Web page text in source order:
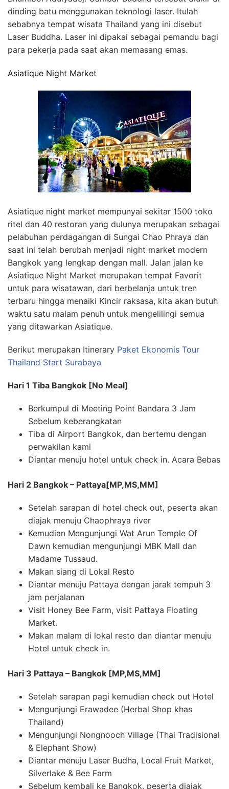
dinding batu menggunakan teknologi laser. Itulah
sebabnya tempat wisata Thailand yang ini disebut
Laser Buddha. Laser ini dipakai sebagai pemandu bagi
para pekerja pada saat akan memasang emas.
Asiatique Night Market
Asiatique night market mempunyai sekitar 1500 toko
ritel dan 40 restoran yang dulunya merupakan sebagai
pelabuhan perdagangan di Sungai Chao Phraya dan
saat ini telah berubah menjadi night market modern
Bangkok yang lengkap dengan mall. Jalan jalan ke
Asiatique Night Market merupakan tempat Favorit
untuk para wisatawan, dari berbelanja untuk tren
terbaru hingga menaiki Kincir raksasa, kita akan butuh
waktu satu malam penuh untuk mengelilingi semua
yang ditawarkan Asiatique.
Berikut merupakan Itinerary Paket Ekonomis Tour
Thailand Start Surabaya
Hari 1 Tiba Bangkok [No Meal]
Berkumpul di Meeting Point Bandara 3 Jam
Sebelum keberangkatan
Tiba di Airport Bangkok, dan bertemu dengan
perwakilan kami
Diantar menuju hotel untuk check in. Acara Bebas
Hari 2 Bangkok – Pattaya[MP,MS,MM]
Setelah sarapan di hotel check out, peserta akan
diajak menuju Chaophraya river
Kemudian Mengunjungi Wat Arun Temple Of
Dawn kemudian mengunjungi MBK Mall dan
Madame Tussaud.
Makan siang di Lokal Resto
Diantar menuju Pattaya dengan jarak tempuh 3
jam perjalanan
Visit Honey Bee Farm, visit Pattaya Floating
Market.
Makan malam di lokal resto dan diantar menuju
Hotel untuk check in.
Hari 3 Pattaya – Bangkok [MP,MS,MM]
Setelah sarapan pagi kemudian check out Hotel
Mengunjungi Erawadee (Herbal Shop khas
Thailand)
Mengunjungi Nongnooch Village (Thai Tradisional
& Elephant Show)
Diantar menuju Laser Budha, Local Fruit Market,
Silverlake & Bee Farm
Sebelum kembali ke Bangkok, peserta diajak